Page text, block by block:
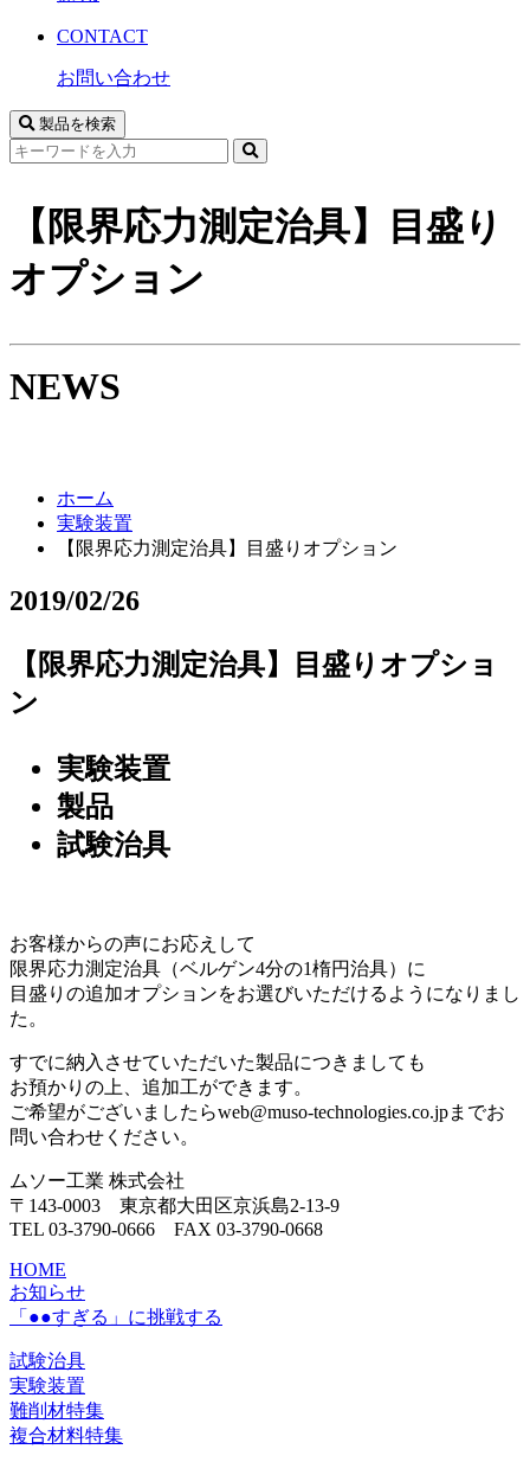
CONTACT
お問い合わせ
製品を検索
サ
索
【限界応力測定治具】目盛り
オプション
NEWS
ホーム
実験装置
【限界応力測定治具】目盛りオプション
2019/02/26
【限界応力測定治具】目盛りオプショ
ン
実験装置
製品
試験治具
お客様からの声にお応えして
限界応力測定治具（ベルゲン4分の1楕円治具）に
目盛りの追加オプションをお選びいただけるようになりまし
た。
すでに納入させていただいた製品につきましても
お預かりの上、追加工ができます。
ご希望がございましたらweb@muso-technologies.co.jpまでお
問い合わせください。
ムソー工業 株式会社
〒143-0003 東京都大田区京浜島2-13-9
TEL 03-3790-0666 FAX 03-3790-0668
HOME
お知らせ
「●●すぎる」に挑戦する
試験治具
実験装置
難削材特集
複合材料特集